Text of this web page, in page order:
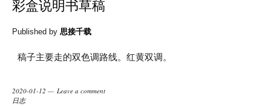
彩盒说明书草稿
Published by 思接千载
稿子主要走的双色调路线。红黄双调。
2020-01-12
Leave a comment
日志